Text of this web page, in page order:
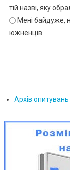
тій назві, яку
Мені байдуже,
южненців
Архів опитувань